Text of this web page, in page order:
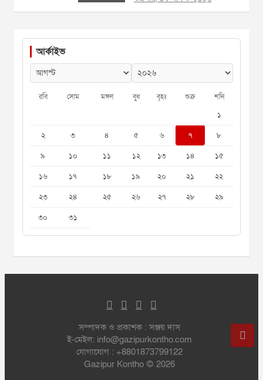
আর্কাইভ
রবি সোম মঙ্গল বুধ বৃহঃ শুক্র শনি
১
২
৩ ৪ ৫ ৬ ৭
৮
৯
১০ ১১ ১২ ১৩ ১৪
১৫
১৬
১৭ ১৮ ১৯ ২০ ২১
২২
২৩
২৪ ২৫ ২৬ ২৭ ২৮
২৯
৩০
৩১
সম্পাদক ও প্রকাশক : সঞ্জয় দাস
ই-মেইল: info@gazipurkontho.com
যোগাযোগ : +8801873799122
Gazipur Kontho © 2026